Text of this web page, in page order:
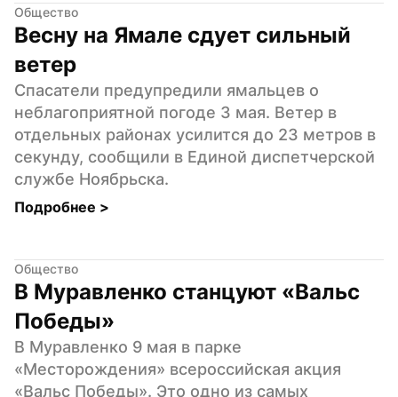
Общество
Весну на Ямале сдует сильный
ветер
Спасатели предупредили ямальцев о
неблагоприятной погоде 3 мая. Ветер в
отдельных районах усилится до 23 метров в
секунду, сообщили в Единой диспетчерской
службе Ноябрьска.
Подробнее >
Общество
В Муравленко станцуют «Вальс
Победы»
В Муравленко 9 мая в парке
«Месторождения» всероссийская акция
«Вальс Победы». Это одно из самых